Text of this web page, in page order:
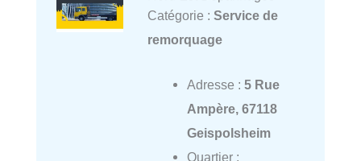
Catégorie : Service de
remorquage
Adresse : 5 Rue
Ampère, 67118
Geispolsheim
Quartier :